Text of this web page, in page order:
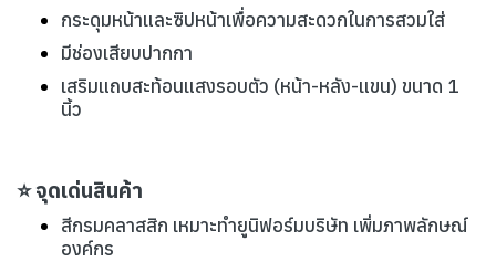
กระดุมหน้าและซิปหน้าเพื่อความสะดวกในการสวมใส่
มีช่องเสียบปากกา
เสริมแถบสะท้อนแสงรอบตัว (หน้า-หลัง-แขน) ขนาด 1
นิ้ว
⭐ จุดเด่นสินค้า
สีกรมคลาสสิก เหมาะทำยูนิฟอร์มบริษัท เพิ่มภาพลักษณ์
องค์กร